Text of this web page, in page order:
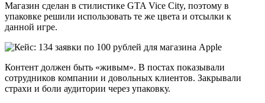
Магазин сделан в стилистике GTA Vice City, поэтому в
упаковке решили использовать те же цвета и отсылки к
данной игре.
Контент должен быть «живым». В постах показывали
сотрудников компании и довольных клиентов. Закрывали
страхи и боли аудитории через упаковку.